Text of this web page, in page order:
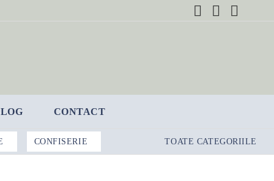
CONTACT
CONFISERIE TOATE CATEGORIILE